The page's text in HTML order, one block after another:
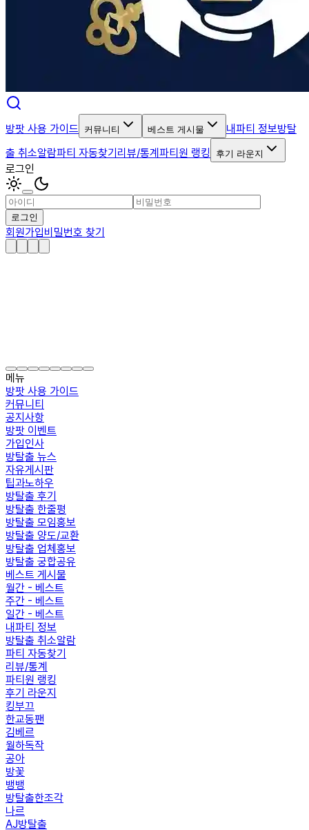
방팟 사용 가이드 커뮤니티 베스트 게시물 내파티 정보방탈
출 취소알람파티 자동찾기리뷰/통계파티원 랭킹 후기 라운지
로그인
로그인
회원가입비밀번호 찾기
메뉴
방팟 사용 가이드
커뮤니티
공지사항
방팟 이벤트
가입인사
방탈출 뉴스
자유게시판
팁과노하우
방탈출 후기
방탈출 한줄평
방탈출 모임홍보
방탈출 양도/교환
방탈출 업체홍보
방탈출 궁합공유
베스트 게시물
월간 - 베스트
주간 - 베스트
일간 - 베스트
내파티 정보
방탈출 취소알람
파티 자동찾기
리뷰/통계
파티원 랭킹
후기 라운지
킹부끄
한교동팬
김베르
월하독작
공아
방꽃
뱅뱅
방탈출한조각
나르
AJ방탈출